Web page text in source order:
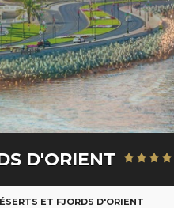
D'ORIENT
ET FJORDS D'ORIENT